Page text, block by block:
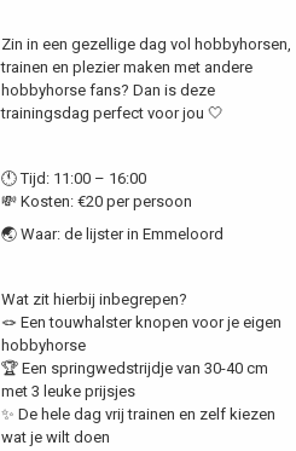
Zin in een gezellige dag vol hobbyhorsen,
trainen en plezier maken met andere
hobbyhorse fans? Dan is deze
trainingsdag perfect voor jou 🤍
🕚 Tijd: 11:00 – 16:00
💸 Kosten: €20 per persoon
🌏 Waar: de lijster in Emmeloord
Wat zit hierbij inbegrepen?
🪢 Een touwhalster knopen voor je eigen
hobbyhorse
🏆 Een springwedstrijdje van 30-40 cm
met 3 leuke prijsjes
✨ De hele dag vrij trainen en zelf kiezen
wat je wilt doen